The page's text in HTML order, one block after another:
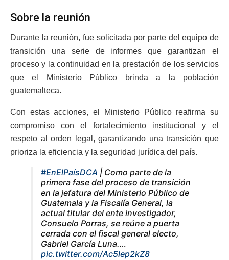
Sobre la reunión
Durante la reunión, fue solicitada por parte del equipo de
transición una serie de informes que garantizan el
proceso y la continuidad en la prestación de los servicios
que el Ministerio Público brinda a la población
guatemalteca.
Con estas acciones, el Ministerio Público reafirma su
compromiso con el fortalecimiento institucional y el
respeto al orden legal, garantizando una transición que
prioriza la eficiencia y la seguridad jurídica del país.
#EnElPaísDCA | Como parte de la
primera fase del proceso de transición
en la jefatura del Ministerio Público de
Guatemala y la Fiscalía General, la
actual titular del ente investigador,
Consuelo Porras, se reúne a puerta
cerrada con el fiscal general electo,
Gabriel García Luna.…
pic.twitter.com/Ac5lep2kZ8